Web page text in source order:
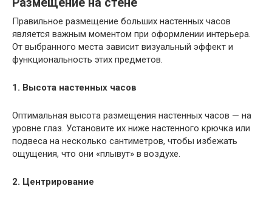
Правильное размещение больших настенных часов
является важным моментом при оформлении интерьера.
От выбранного места зависит визуальный эффект и
функциональность этих предметов.
1. Высота настенных часов
Оптимальная высота размещения настенных часов — на
уровне глаз. Установите их ниже настенного крючка или
подвеса на несколько сантиметров, чтобы избежать
ощущения, что они «плывут» в воздухе.
2. Центрирование